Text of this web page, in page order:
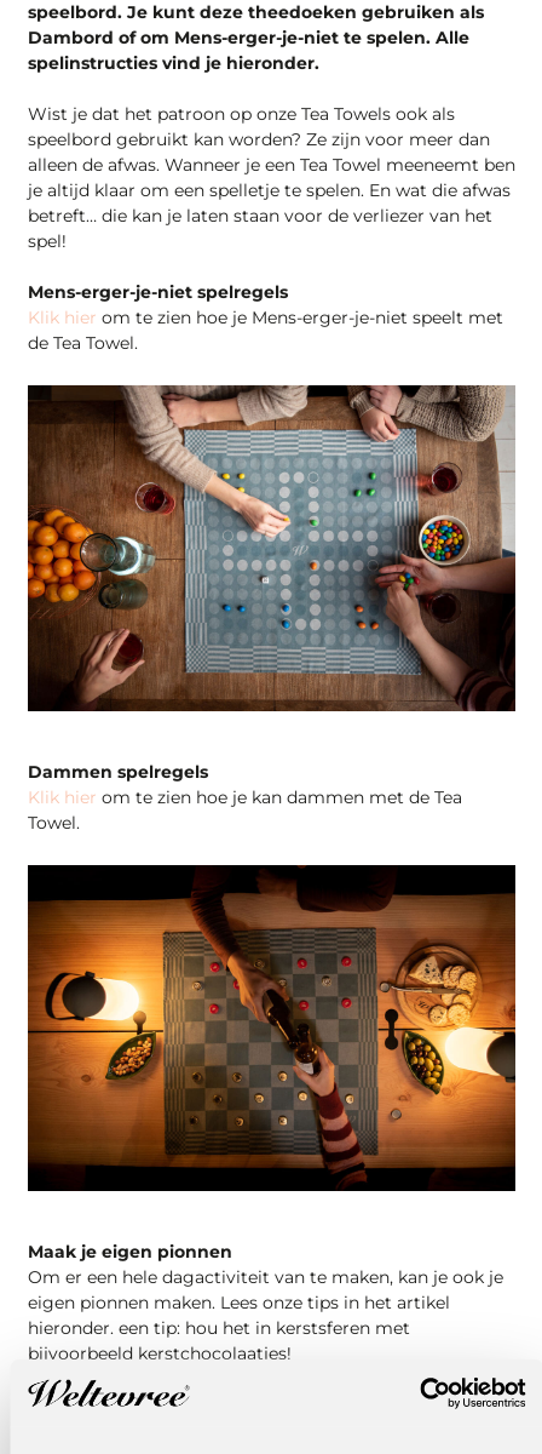
speelbord. Je kunt deze theedoeken gebruiken als
Dambord of om Mens-erger-je-niet te spelen. Alle
spelinstructies vind je hieronder.
Wist je dat het patroon op onze Tea Towels ook als
speelbord gebruikt kan worden? Ze zijn voor meer dan
alleen de afwas. Wanneer je een Tea Towel meeneemt ben
je altijd klaar om een spelletje te spelen. En wat die afwas
betreft… die kan je laten staan voor de verliezer van het
spel!
Mens-erger-je-niet spelregels
Klik hier om te zien hoe je Mens-erger-je-niet speelt met
de Tea Towel.
Dammen spelregels
Klik hier om te zien hoe je kan dammen met de Tea
Towel.
Maak je eigen pionnen
Om er een hele dagactiviteit van te maken, kan je ook je
eigen pionnen maken. Lees onze tips in het artikel
hieronder. een tip: hou het in kerstsferen met
bijvoorbeeld kerstchocolaatjes!